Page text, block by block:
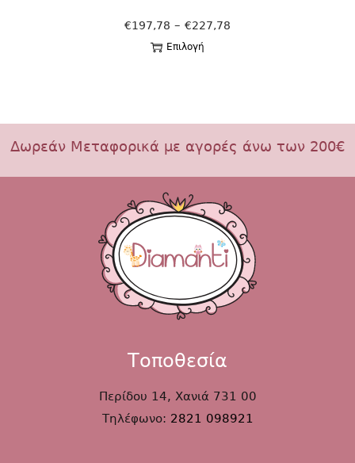
€197,78 – €227,78
Επιλογή
Δωρεάν Μεταφορικά με αγορές άνω των 200€
Τοποθεσία
Περίδου 14, Χανιά 731 00
Τηλέφωνο: 2821 098921